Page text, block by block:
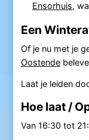
Ensorhuis,
Een
Of je nu met je
Oostende
Laat je leiden
Hoe laat /
Van 16:30 tot